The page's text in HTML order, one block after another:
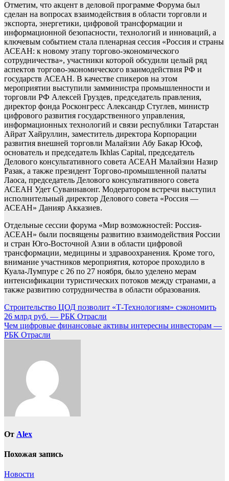
Отметим, что акцент в деловой программе Форума был
сделан на вопросах взаимодействия в области торговли и
экспорта, энергетики, цифровой трансформации и
информационной безопасности, технологий и инноваций, а
ключевым событием стала пленарная сессия «Россия и страны
АСЕАН: к новому этапу торгово-экономического
сотрудничества», участники которой обсудили целый ряд
аспектов торгово-экономического взаимодействия РФ и
государств АСЕАН. В качестве спикеров на этом
мероприятии выступили замминистра промышленности и
торговли РФ Алексей Груздев, председатель правления,
директор фонда Росконгресс Александр Стуглев, министр
цифрового развития государственного управления,
информационных технологий и связи республики Татарстан
Айрат Хайруллин, заместитель директора Корпорации
развития внешней торговли Малайзии Абу Бакар Юсоф,
основатель и председатель Ikhlas Capital, председатель
Делового консультативного совета АСЕАН Малайзии Назир
Разак, а также президент Торгово-промышленной палаты
Лаоса, председатель Делового консультативного совета
АСЕАН Удет Суваннавонг. Модератором встречи выступил
исполнительный директор Делового совета «Россия —
АСЕАН» Данияр Акказиев.
Отдельные сессии форума «Мир возможностей: Россия-
АСЕАН» были посвящены развитию взаимодействия России
и стран Юго-Восточной Азии в области цифровой
трансформации, медицины и здравоохранения. Кроме того,
внимание участников мероприятия, которое проходило в
Куала-Лумпуре с 26 по 27 ноября, было уделено мерам
интенсификации туристических потоков между странами, а
также развитию сотрудничества в области образования.
Навигация
по
записям
Строительство ЦОД позволит «Т-Технологиям» сэкономить
26 млрд руб. — РБК Отрасли
Чем цифровые финансовые активы интересны инвесторам —
РБК Отрасли
От Alex
Похожая запись
Новости